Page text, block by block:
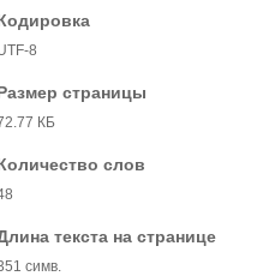
8
страницы
КБ
слов
текста на странице
симв.